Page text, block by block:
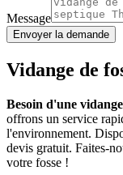
Message
Envoyer la demande
Vidange de
Besoin d'une
offrons un service
l'environnement.
devis gratuit. Faites-
votre fosse !